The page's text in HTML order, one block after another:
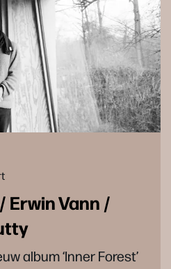
Erwin Vann /
album ‘Inner Forest’